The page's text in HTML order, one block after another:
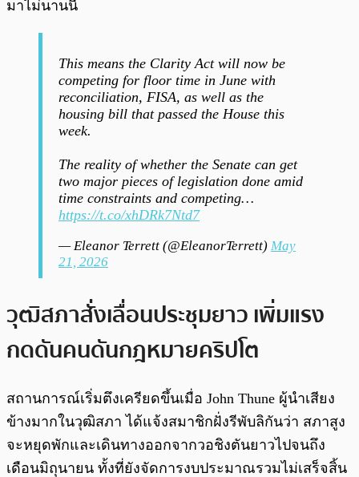
มาไม่นานนี้
This means the Clarity Act will now be
competing for floor time in June with
reconciliation, FISA, as well as the
housing bill that passed the House this
week.
The reality of whether the Senate can get
two major pieces of legislation done amid
time constraints and competing…
https://t.co/xhDRk7Ntd7
— Eleanor Terrett (@EleanorTerrett) May
21, 2026
วุฒิสภาสั่งเลื่อนประชุมยาว เพิ่มแรง
กดดันคนดันกฎหมายคริปโต
สถานการณ์เริ่มตึงเครียดขึ้นเมื่อ John Thune ผู้นำเสียง
ข้างมากในวุฒิสภา ได้แจ้งสมาชิกฝั่งรีพับลิกันว่า สภาสูง
จะหยุดพักและเดินทางออกจากวอชิงตันยาวไปจนถึง
เดือนมิถุนายน ทั้งที่ยังจัดการงบประมาณรวมไม่เสร็จสิ้น